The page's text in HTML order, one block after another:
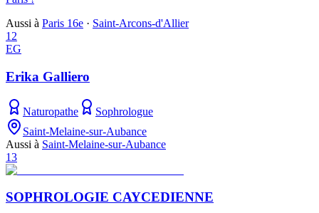
Aussi à Paris 16e · Saint-Arcons-d'Allier
12
EG
Erika Galliero
Naturopathe
Sophrologue
Saint-Melaine-sur-Aubance
Aussi à Saint-Melaine-sur-Aubance
13
SOPHROLOGIE CAYCEDIENNE